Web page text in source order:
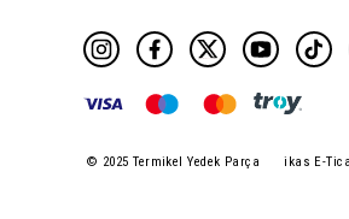
© 2025 Termikel Yedek Parça ikas E-